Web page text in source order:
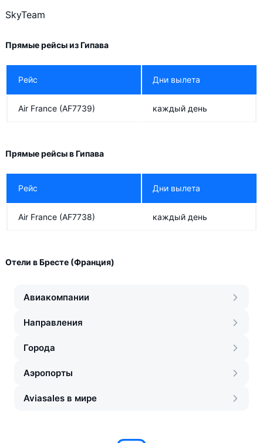
SkyTeam
Прямые рейсы из Гипава
Рейс Дни вылета
Air France (AF7739) каждый день
Прямые рейсы в Гипава
Рейс Дни вылета
Air France (AF7738) каждый день
Отели в Бресте (Франция)
Авиакомпании
Направления
Города
Аэропорты
Aviasales в мире